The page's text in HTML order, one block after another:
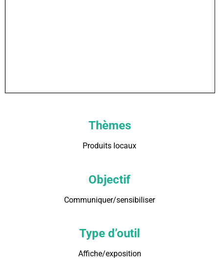
Thèmes
Produits locaux
Objectif
Communiquer/sensibiliser
Type d’outil
Affiche/exposition